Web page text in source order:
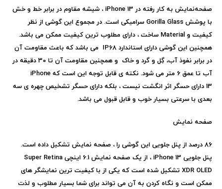
صفحه‌نمایش به کار رفته در iPhone 13 ، شیشه مقاوم در برابر خط‌ و خش
با پوشش Gorilla Glass سرامیکی است. در مجموع این گوشی از نظر
کیفیت و Material ساخت ، دارای مطلوب ترین کیفیت ممکن می باشد.
همچنین این گوشی دارای استاندارد IP68 می باشد که باعث مقاومت آن
در برابر نفوذ آب، گِل و گرد و خاک و همچنین مقاومت آن تا 30 دقیقه در
آب تا عمق 6 متر می شود. نکته ی قابل توجه این است که
iPhone
13 دارای حسگر اثر انگشت نیست ، بلکه دارای حسگر تشخیص چهره ی سه
بعدی با سرعتی بسیار خوب و قابل قبول می باشد.
صفحه نمایش
86 درصد از پنل جلویی این گوشی را ، صفحه نمایش تشکیل داده است.
پنل جلویی iPhone 13 ، از یک صفحه نمایش 6.1 اینچی
Super Retina
XDR OLED تشکیل شده است که یکی از با کیفیت ترین نمایشگر های
ممکن است و نگاه کردن به آن می تواند برای شما بسیار مطلوب و لذت